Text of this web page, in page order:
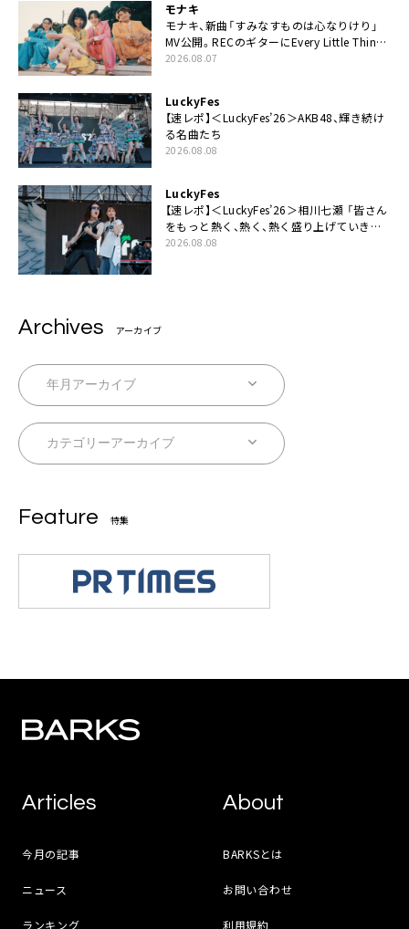
モナキ
モナキ、新曲「すみなすものは心なりけり」
MV公開。RECのギターにEvery Little Thing・
伊藤一朗参加も
2026.08.07
LuckyFes
【速レポ】＜LuckyFes’26＞AKB48、輝き続け
る名曲たち
2026.08.08
LuckyFes
【速レポ】＜LuckyFes’26＞相川七瀬 「皆さん
をもっと熱く、熱く、熱く盛り上げていきま
す！」
2026.08.08
Archives アーカイブ
Feature 特集
Articles
今月の記事
ニュース
ランキング
About
BARKSとは
お問い合わせ
利用規約